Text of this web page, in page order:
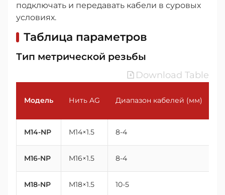
подключать и передавать кабели в суровых
условиях.
Таблица параметров
Тип метрической резьбы
Download Table
Модель Нить AG Диапазон кабелей (мм)
M14-NP M14×1.5 8-4
M16-NP M16×1.5 8-4
M18-NP M18×1.5 10-5